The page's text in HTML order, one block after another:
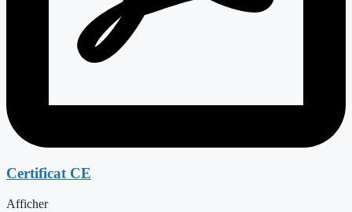
Certificat CE
Afficher